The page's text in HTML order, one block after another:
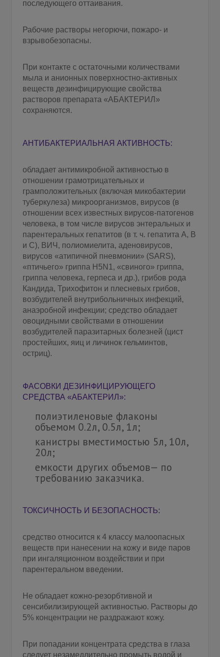
последующего оттаивания.
Рабочие растворы негорючи, пожаро- и
взрывобезопасны.
При контакте с остаточными количествами
мыла и анионных поверхностно-активных
веществ дезинфицирующие свойства
растворов препарата «АБАКТЕРИЛ»
сохраняются.
АНТИБАКТЕРИАЛЬНАЯ АКТИВНОСТЬ:
обладает антимикробной активностью в
отношении грамотрицательных и
грамположительных (включая микобактерии
туберкулеза) микроорганизмов, вирусов (в
отношении всех известных вирусов-патогенов
человека, в том числе вирусов энтеральных и
парентеральных гепатитов (в т. ч. гепатита А, В
и С), ВИЧ, полиомиелита, аденовирусов,
вирусов «атипичной пневмонии» (SARS),
«птичьего» гриппа H5N1, «свиного» гриппа,
гриппа человека, герпеса и др.), грибов рода
Кандида, Трихофитон и плесневых грибов,
возбудителей внутрибольничных инфекций,
анаэробной инфекции; средство обладает
овоцидными свойствами в отношении
возбудителей паразитарных болезней (цист
простейших, яиц и личинок гельминтов,
остриц).
ФАСОВКИ ДЕЗИНФИЦИРУЮЩЕГО
СРЕДСТВА «АБАКТЕРИЛ»:
полиэтиленовые флаконы
объемом 0.2л, 0.5л, 1л;
канистры вместимостью 5л, 10л,
20л;
емкости других объемов— по
требованию заказчика.
ТОКСИЧНОСТЬ И БЕЗОПАСНОСТЬ:
средство относится к 4 классу малоопасных
веществ при нанесении на кожу и виде паров
при ингаляционном воздействии и при
парентеральном введении.
Не обладает кожно-резорбтивной и
сенсибилизирующей активностью. Растворы до
5% концентрации не раздражают кожу.
При попадании концентрата средства в глаза
следует незамедлительно промыть водой и